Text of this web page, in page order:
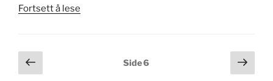
Fortsett å lese
Sidepaginering
Forrige
side
Side6
side